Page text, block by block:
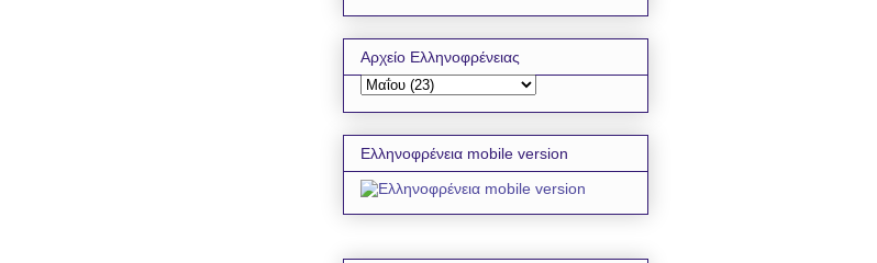
Αρχείο Ελληνοφρένειας
Ελληνοφρένεια mobile version